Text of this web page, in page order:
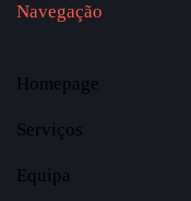
Navegação
Homepage
Serviços
Equipa